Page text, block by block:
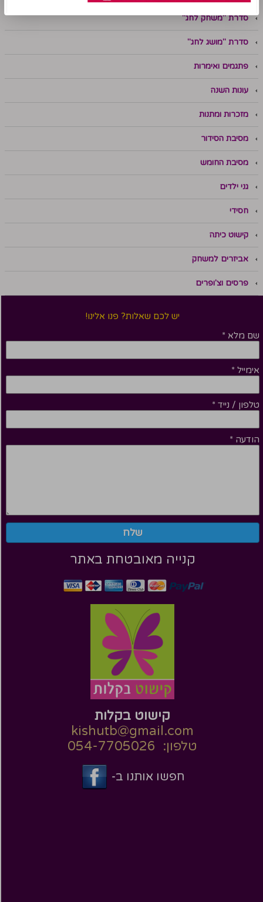
סדרת "משחק לחג"
סדרת "מושג לחג"
פתגמים ואימרות
עונות השנה
מזכרות ומתנות
מסיבת הסידור
מסיבת החומש
גני ילדים
חסידי
קישוט כיתה
אביזרים למשחק
פרסים וצ'ופרים
יש לכם שאלות? פנו אלינו!
שם מלא *
אימייל *
טלפון / נייד *
הודעה *
שלח
קנייה מאובטחת באתר
קישוט בקלות
kishutb@gmail.com
טלפון: 054-7705026
חפשו אותנו ב-